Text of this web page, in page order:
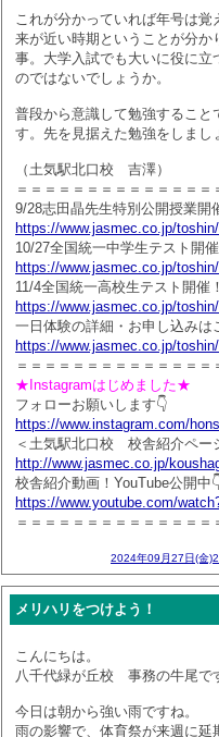
これが分かっていれば年号は
来が近い時期ということが分
事。大学入試でも大いに役に
のではないでしょうか。
普段から意識して勉強すること
す。先を見据えた勉強をしまし
（土気駅北口校 吉澤）
＝＝＝＝＝＝＝＝＝＝＝＝＝＝
9/28志田晶先生特別公開授業開
https://www.jasmec.co.jp/
10/27全国統一中学生テスト開
https://www.jasmec.co.jp/
11/4全国統一高校生テスト開催
https://www.jasmec.co.jp/
一日体験の詳細・お申し込みは
https://www.jasmec.co.jp/
＝＝＝＝＝＝＝＝＝＝＝＝＝＝
★Instagramはじめました★
フォローお願いします👇
https://www.instagram.com/
＜土気駅北口校 校舎紹介ペー
http://www.jasmec.co.jp/
校舎紹介動画！YouTube公開中
https://www.youtube.com/
＝＝＝＝＝＝＝＝＝＝＝＝＝＝
2024年09月27日(金
メリハリをつけよう！
こんにちは。
八千代緑が丘校 事務の牛尾で
今日は朝から強い雨ですね。
雨の影響で、体育祭が来週に延